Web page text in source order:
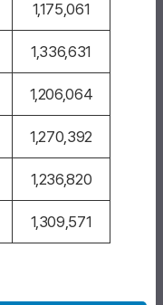
1,175,061
1,336,631
1,206,064
1,270,392
1,236,820
1,309,571